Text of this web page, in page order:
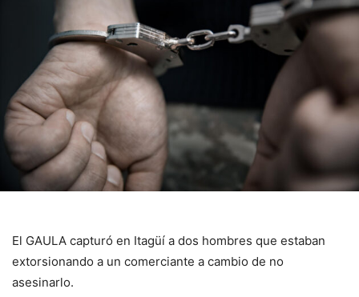
El GAULA capturó en Itagüí a dos hombres que estaban
extorsionando a un comerciante a cambio de no
asesinarlo.